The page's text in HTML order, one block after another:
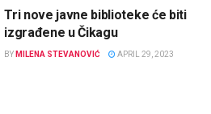
Tri nove javne biblioteke će biti
izgrađene u Čikagu
BY MILENA STEVANOVIĆ APRIL 29, 2023